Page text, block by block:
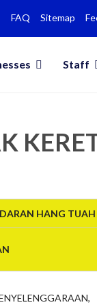
FAQ Sitemap
Staff
HANG TUAH